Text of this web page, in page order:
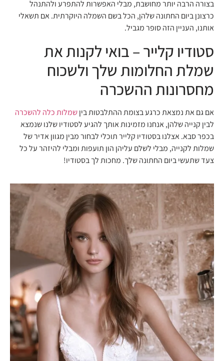
בצורה הרבה יותר מחושבת, מבלי האפשרות להתפרע ולהתנהל
כרצונן ביום החתונה שלהן, הכל בשם השמלה היוקרתית. אם תשאלי
אותנו, העניין הזה סופר מגביל.
סטודיו קלייר – בואי לקנות את
שמלת החלומות שלך ולשכוח
מחסרונות ההשכרה
אם גם את נמצאת כרגע בצומת ההתלבטות ביןשמלות כלה להשכרה
לבין קנייה שלהן, אנחנו מזמינות אותך להגיע לסטודיו שלנו שנמצא
בכפר סבא. אצלנו בסטודיו קלייר תוכלי לבחור מבין מגוון אדיר של
שמלות לקנייה, מבלי לשלם עליהן הון תועפות ומבלי להיזהר על כל
צעד שתעשי ביום החתונה שלך. מחכות לך בסטודיו!